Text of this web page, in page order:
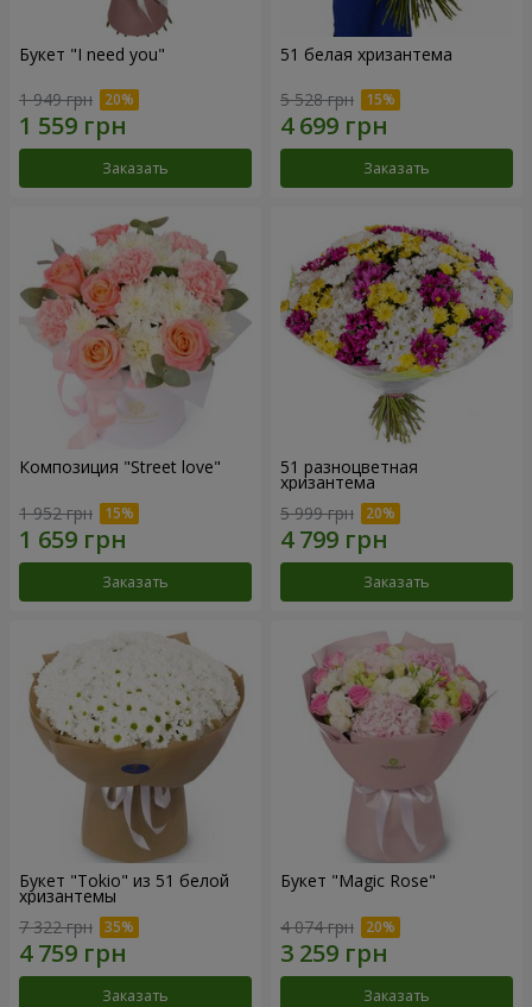
Букет "I need you"
1 949 грн
Заказать
51 белая хризантема
5 528 грн
Заказать
Композиция "Street love"
1 952 грн
Заказать
51 разноцветная
хризантема
5 999 грн
Заказать
Букет "Tokio" из 51 белой
хризантемы
7 322 грн
Заказать
Букет "Magic Rose"
4 074 грн
Заказать